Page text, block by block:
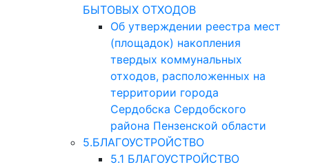
БЫТОВЫХ ОТХОДОВ
Об утверждении реестра мест
(площадок) накопления
твердых коммунальных
отходов, расположенных на
территории города
Сердобска Сердобского
района Пензенской области
5.БЛАГОУСТРОЙСТВО
5.1 БЛАГОУСТРОЙСТВО